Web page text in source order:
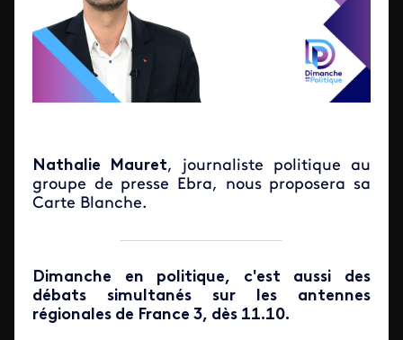
Nathalie Mauret, journaliste politique au
groupe de presse Ebra, nous proposera sa
Carte Blanche.
Dimanche en politique, c'est aussi des
débats simultanés sur les antennes
régionales de France 3, dès 11.10.